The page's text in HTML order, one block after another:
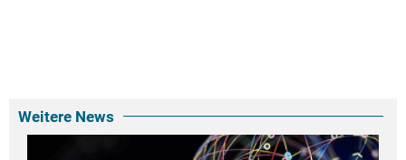
Weitere News